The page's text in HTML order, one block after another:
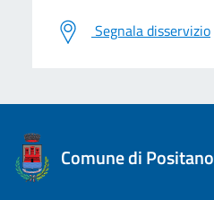
Segnala disservizio
logo Unione Europea
Comune di Positano